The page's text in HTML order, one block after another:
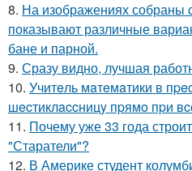
8. На изображениях собраны
показывают различные
бане и парной.
9. Сразу видно, лучшая
10. Учитeль мaтeмaтики в
шecтиклaccницy пpямo пpи
11. Почему уже 33 года
"Старатели"?
12. В Америке студент